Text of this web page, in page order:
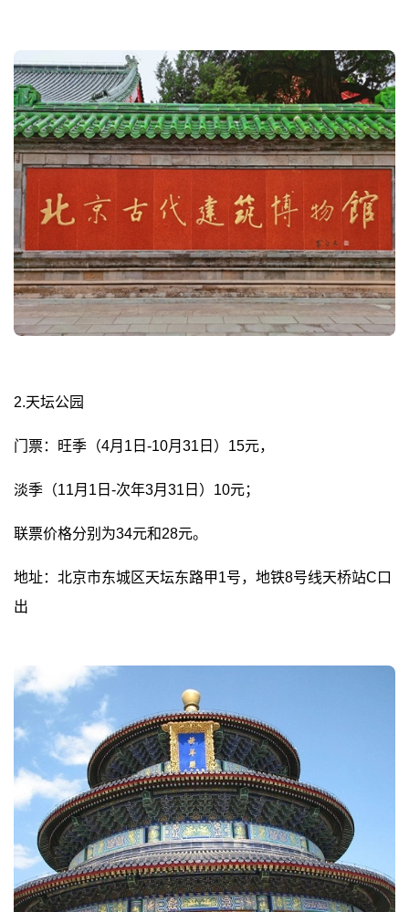
2.天坛公园
门票：旺季（4月1日-10月31日）15元，
淡季（11月1日-次年3月31日）10元；
联票价格分别为34元和28元。
地址：北京市东城区天坛东路甲1号，地铁8号线天桥站C口
出